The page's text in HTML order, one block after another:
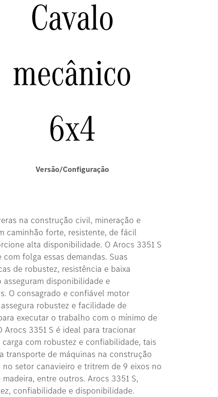
Cavalo
mecânico
6x4
Versão/Configuração
na construção civil, mineração e
caminhão forte, resistente, de fácil
alta disponibilidade. O Arocs 3351 S
folga essas demandas. Suas
de robustez, resistência e baixa
disponibilidade e
O consagrado e confiável motor
robustez e facilidade de
executar o trabalho com o mínimo de
Arocs 3351 S é ideal para tracionar
com robustez e confiabilidade, tais
transporte de máquinas na construção
setor canavieiro e tritrem de 9 eixos no
entre outros. Arocs 3351 S,
confiabilidade e disponibilidade.